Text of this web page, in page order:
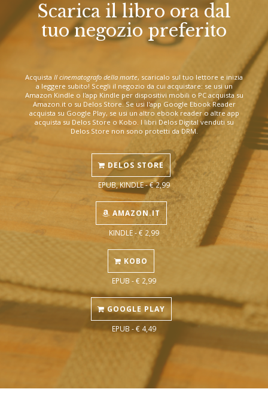
Scarica il libro ora dal
tuo negozio preferito
Acquista Il cinematografo della morte, scaricalo sul tuo lettore e inizia
a leggere subito! Scegli il negozio da cui acquistare: se usi un
Amazon Kindle o l'app Kindle per dispositivi mobili o PC acquista su
Amazon.it o su Delos Store. Se usi l'app Google Ebook Reader
acquista su Google Play, se usi un altro ebook reader o altre app
acquista su Delos Store o Kobo. I libri Delos Digital venduti su
Delos Store non sono protetti da DRM.
DELOS STORE
EPUB, KINDLE - € 2,99
AMAZON.IT
KINDLE - € 2,99
KOBO
EPUB - € 2,99
GOOGLE PLAY
EPUB - € 4,49